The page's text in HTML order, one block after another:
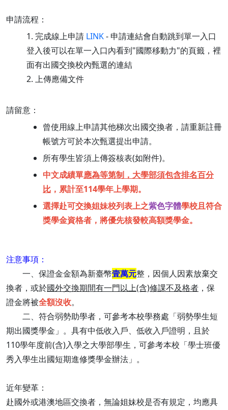
申請流程：
1. 完成線上申請 LINK- 申請連結會自動跳到單一入口
登入後可以在單一入口內看到"國際移動力"的頁籤，裡
面有出國交換校內甄選的連結
2. 上傳應備文件
請留意：
曾使用線上申請其他梯次出國交換者，請重新註冊
帳號方可於本次甄選提出申請。
所有學生皆須上傳簽核表(如附件)。
中文成績單應為等第制，大學部須包含排名百分
比 ，累計至114學年上學期。
選擇赴可交換姐妹校列表上之紫色字體學校且符合
獎學金資格者，將優先核發較高額獎學金。
注意事項：
一、保證金金額為新臺幣壹萬元整，因個人因素放棄交
換者，或於國外交換期間有一門以上(含)修課不及格者 ，保
證金將被全額沒收。
二、符合弱勢助學者，可參考本校學務處「弱勢學生短
期出國獎學金」。具有中低收入戶、低收入戶證明，且於
110學年度前(含)入學之大學部學生，可參考本校「學士班優
秀入學生出國短期進修獎學金辦法」。
近年變革：
赴國外或港澳地區交換者，無論姐妹校是否有規定，均應具